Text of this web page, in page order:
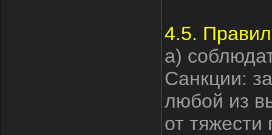
4.5.
а)
Санкции:
любой из
от тяжести